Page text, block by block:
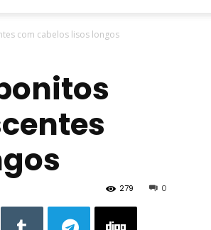
com cabelos lisos longos
0
279